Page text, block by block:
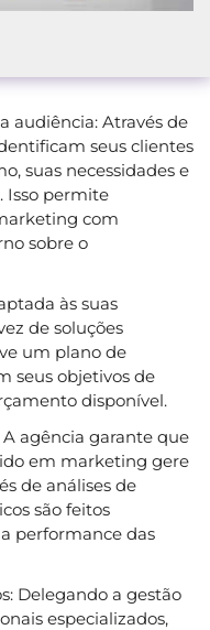
audiência: Através de
seus clientes
suas necessidades e
Isso permite
com
sobre o
às suas
de soluções
um plano de
seus objetivos de
disponível.
agência garante que
em marketing gere
de análises de
são feitos
performance das
Delegando a gestão
especializados,